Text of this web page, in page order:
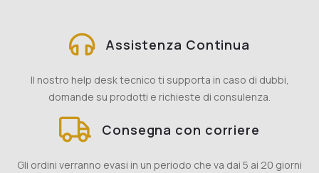
Assistenza Continua
Il nostro help desk tecnico ti supporta in caso di dubbi,
domande su prodotti e richieste di consulenza.
Consegna con corriere
Gli ordini verranno evasi in un periodo che va dai 5 ai 20 giorni